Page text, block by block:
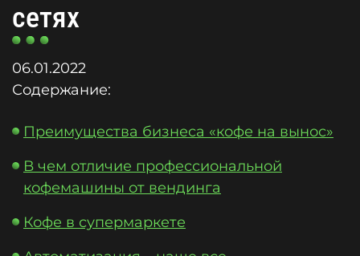
сетях
06.01.2022
Содержание:
Преимущества бизнеса «кофе на вынос»
В чем отличие профессиональной
кофемашины от вендинга
Кофе в супермаркете